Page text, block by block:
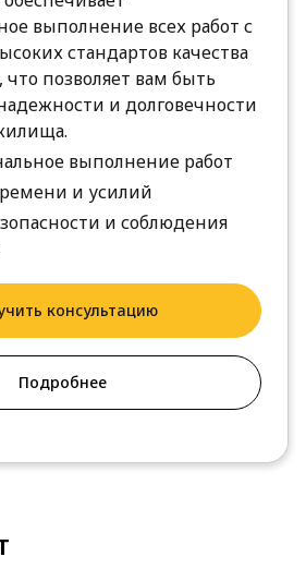
выполнение всех работ с
стандартов качества
что позволяет вам быть
и долговечности
выполнение работ
и усилий
и соблюдения
консультацию
Подробнее